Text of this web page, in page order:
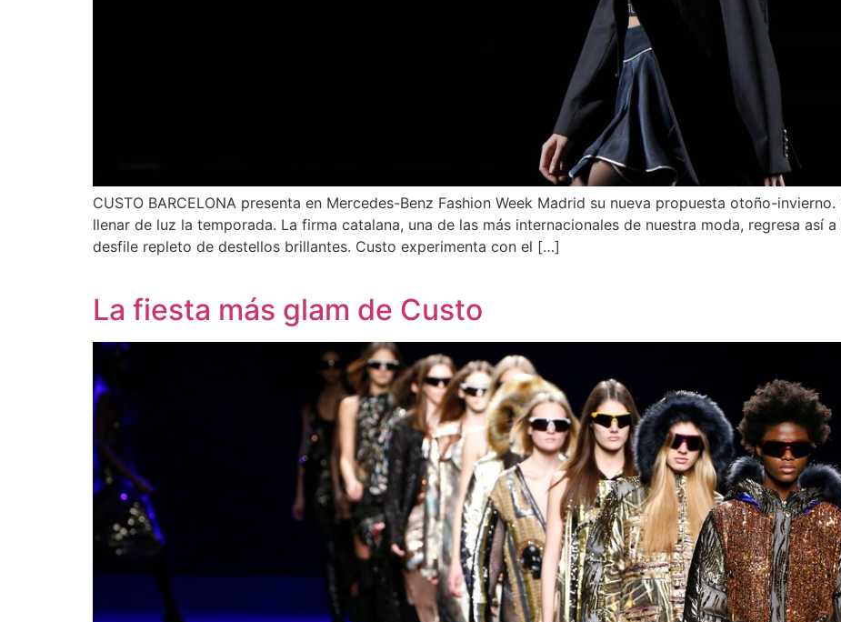
CUSTO BARCELONA presenta en Mercedes-Benz Fashion Week Madrid su nueva propuesta otoño-invierno.
llenar de luz la temporada. La firma catalana, una de las más internacionales de nuestra moda, regresa así
desfile repleto de destellos brillantes. Custo experimenta con el […]
La fiesta más glam de Custo